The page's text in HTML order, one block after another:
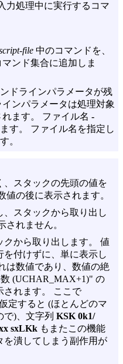
力処理中に実行するコマ
file 中のコマンドを、
ンド集合に追加しま
ドラインパラメータが残
ンパラメータは処理対象
ます。 ファイル名 -
す。 ファイル名を指定し
。
、スタックの先頭の値を
の後に表示されます。
、スタックから取り出し
されません。
クから取り出します。 値
付けずに、単に表示し
は数値であり、数値の絶
(UCHAR_MAX+1)" の
されます。 ここで
定すると (ほとんどのマ
で)、文字列 KSK 0k1/
sxLKk もまたこの機能
を潰してしまう副作用が